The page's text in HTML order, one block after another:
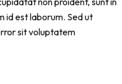
id est laborum. Sed ut
sit voluptatem